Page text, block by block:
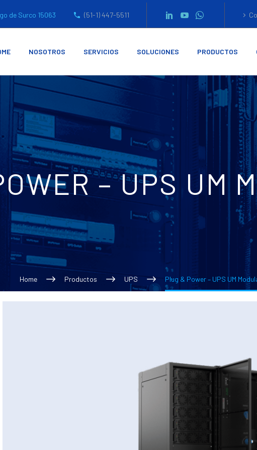
de Surco 15063 (51-1) 447-5511
NOSOTROS SERVICIOS SOLUCIONES PRODUCTOS
– UPS UM
Home Productos UPS Plug & Power – UPS UM